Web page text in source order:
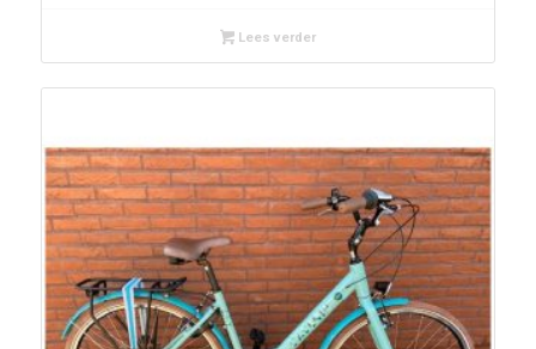
tot
€949,00
Lees verder